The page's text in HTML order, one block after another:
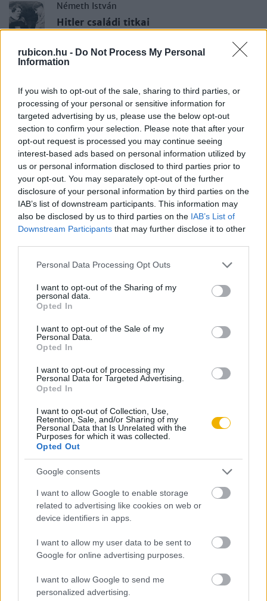
rubicon.hu - Do Not Process My Personal
Information
If you wish to opt-out of the sale, sharing to third parties, or
processing of your personal or sensitive information for
targeted advertising by us, please use the below opt-out
section to confirm your selection. Please note that after your
opt-out request is processed you may continue seeing
interest-based ads based on personal information utilized by
us or personal information disclosed to third parties prior to
your opt-out. You may separately opt-out of the further
disclosure of your personal information by third parties on the
IAB’s list of downstream participants. This information may
also be disclosed by us to third parties on the IAB’s List of
Downstream Participants that may further disclose it to other
Please note that this website/app uses one or more Google
not limited to your visit or usage behaviour. You may click to
grant or deny consent to Google and its third-party tags to
use your data for below specified purposes in below Google
consent section.
Personal Data Processing Opt Outs
I want to opt-out of the Sharing of my
personal data.
Opted In
I want to opt-out of the Sale of my
Personal Data.
Opted In
I want to opt-out of processing my
Personal Data for Targeted Advertising.
Opted In
I want to opt-out of Collection, Use,
Retention, Sale, and/or Sharing of my
Personal Data that Is Unrelated with the
Purposes for which it was collected.
Opted Out
Google consents
I want to allow Google to enable storage
related to advertising like cookies on web or
device identifiers in apps.
I want to allow my user data to be sent to
Google for online advertising purposes.
I want to allow Google to send me
personalized advertising.
Németh István
Hitler családi titkai
Vitári Zsolt
Bellák Gábor
Hitler és a művészet
Németh István
Hitler és a nők
Németh István
Hitler egy napja
Bruhács Kinga
Egy rendhagyó jellemrajz 1943-ból
Németh István
A bunker
Ungváry Krisztián
A német történészvita
Gulyás Gyöngyi
A tatárjárás pusztításának nyomai egy
Árpád-kori faluban
Szende László